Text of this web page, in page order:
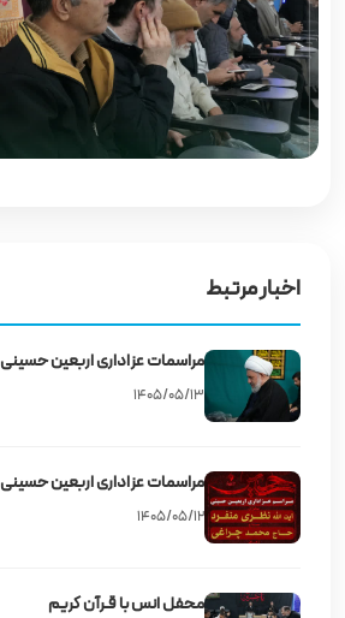
اخبار مرتبط
مراسمات عزاداری اربعین حسینی
۱۴۰۵/۰۵/۱۳
مراسمات عزاداری اربعین حسینی
۱۴۰۵/۰۵/۱۲
محفل انس با قـرآن کریم